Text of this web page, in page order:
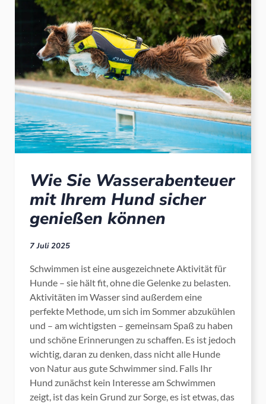
Wie Sie Wasserabenteuer
mit Ihrem Hund sicher
genießen können
7 Juli 2025
Schwimmen ist eine ausgezeichnete Aktivität für
Hunde – sie hält fit, ohne die Gelenke zu belasten.
Aktivitäten im Wasser sind außerdem eine
perfekte Methode, um sich im Sommer abzukühlen
und – am wichtigsten – gemeinsam Spaß zu haben
und schöne Erinnerungen zu schaffen. Es ist jedoch
wichtig, daran zu denken, dass nicht alle Hunde
von Natur aus gute Schwimmer sind. Falls Ihr
Hund zunächst kein Interesse am Schwimmen
zeigt, ist das kein Grund zur Sorge, es ist etwas, das